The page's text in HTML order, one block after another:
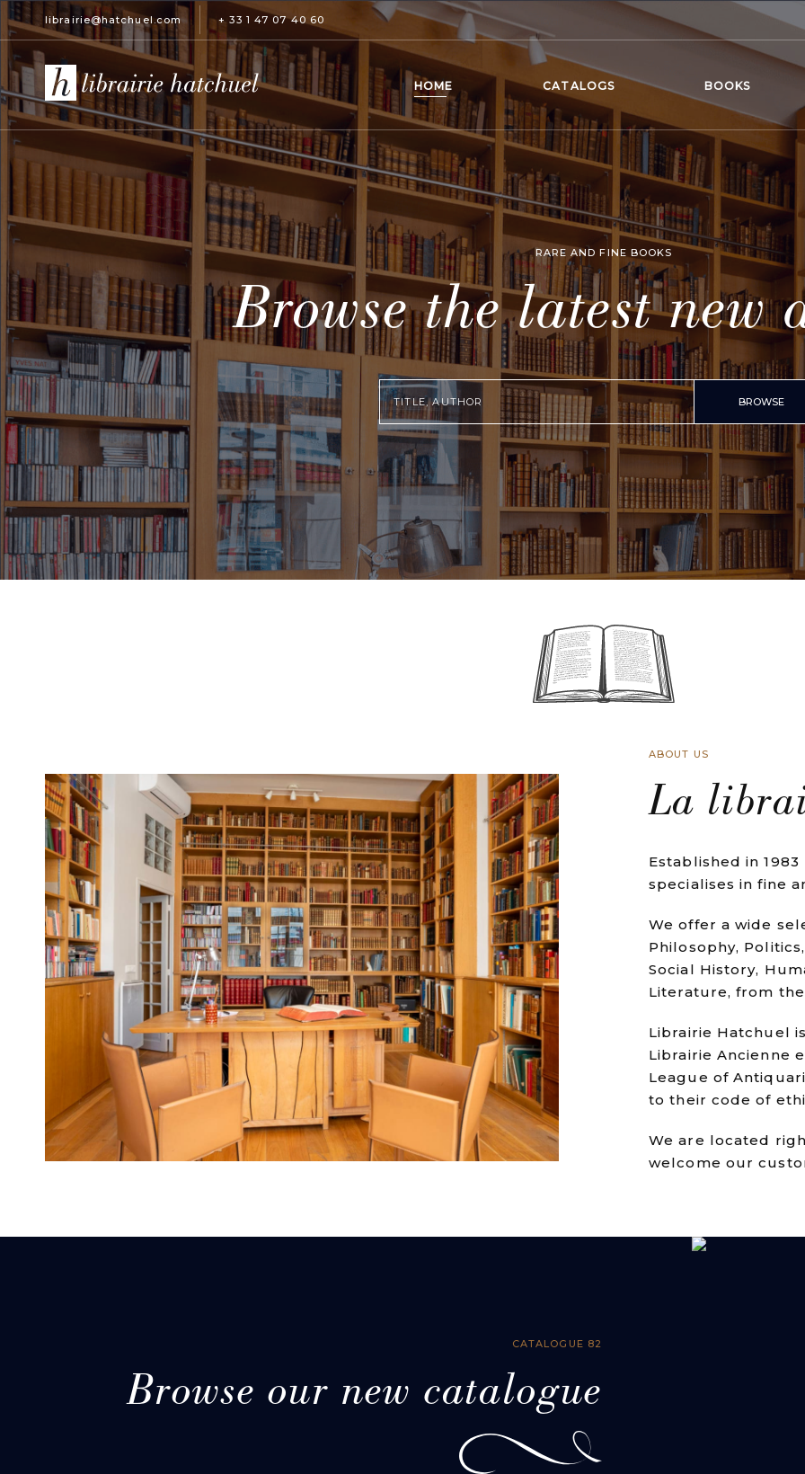
librairie@hatchuel.com + 33 1 47 07 40 60
HOME CATALOGS BOOKS
RARE AND FINE BOOKS
Browse the latest new
BROWSE
ABOUT US
La
Established in
specialises in fine
We offer a wide
Philosophy,
Social History,
Literature, from
Librairie Hatchuel
Librairie Ancienne
League of
to their code of
We are located
welcome our
CATALOGUE 82
Browse our new catalogue